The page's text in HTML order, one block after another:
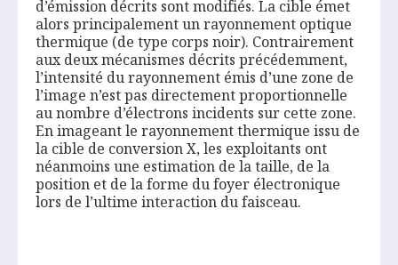
d’émission décrits sont modifiés. La cible émet
alors principalement un rayonnement optique
thermique (de type corps noir). Contrairement
aux deux mécanismes décrits précédemment,
l’intensité du rayonnement émis d’une zone de
l’image n’est pas directement proportionnelle
au nombre d’électrons incidents sur cette zone.
En imageant le rayonnement thermique issu de
la cible de conversion X, les exploitants ont
néanmoins une estimation de la taille, de la
position et de la forme du foyer électronique
lors de l’ultime interaction du faisceau.